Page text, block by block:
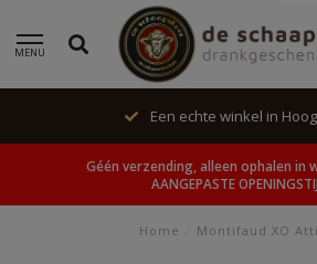
MENU
Een echte winkel in
Géén verzending, alleen ophalen in
AANGEPASTE
Home Montifaud XO